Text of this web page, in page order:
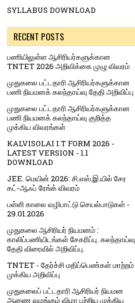
SYLLABUS DOWNLOAD
RECENT POSTS
பணியிலுள்ள ஆசிரியர்களுக்கான
TNTET 2026 அறிவிக்கை முழு விவரம்
முதுகலை பட்டதாரி ஆசிரியர்களுக்கான
பணி நியமனக் கலந்தாய்வு தேதி அறிவிப்பு
முதுகலை பட்டதாரி ஆசிரியர்களுக்கான
பணி நியமனக் கலந்தாய்வு குறித்த
முக்கிய விவரங்கள்
KALVISOLAI I.T FORM 2026 -
LATEST VERSION - 1.1
DOWNLOAD
JEE. மெயின் 2026: சி.எஸ்.இ.யில் சேர
கட்-ஆஃப் ரேங்க் விவரம்
பள்ளி காலை வழிபாட்டு செயல்பாடுகள் -
29.01.2026
முதுகலை ஆசிரியர் நியமனம் :
காலிப்பணியிடங்கள் சேகரிப்பு. கலந்தாய்வு
தேதி விரைவில் அறிவிப்பு.
TNTET - தேர்ச்சி மதிப்பெண்கள் மாற்றம்
முக்கிய அறிவிப்பு
முதுகலைப் பட்டதாரி ஆசிரியர் நியமன
ஆணை வழங்கும் விழா பற்றிய முக்கிய